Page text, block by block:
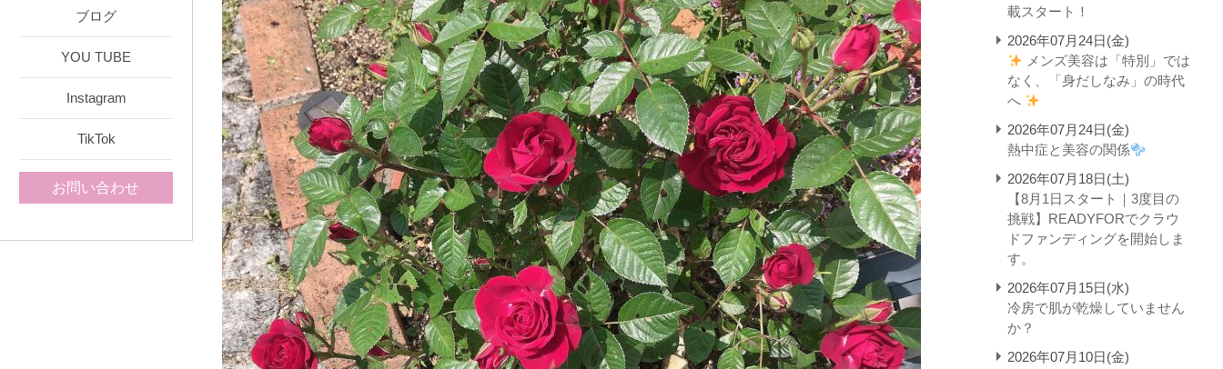
ブログ
YOU TUBE
Instagram
TikTok
お問い合わせ
載スタート！
2026年07月24日(金)
メンズ美容は「特別」では
なく、「身だしなみ」の時代
へ
2026年07月24日(金)
熱中症と美容の関係
2026年07月18日(土)
【8月1日スタート｜3度目の
挑戦】READYFORでクラウ
ドファンディングを開始しま
す。
2026年07月15日(水)
冷房で肌が乾燥していません
か？
2026年07月10日(金)